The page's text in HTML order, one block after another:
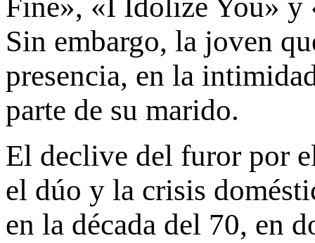
Sin embargo, la joven
presencia, en la
parte de su marido.
El declive del furor por
el dúo y la crisis
en la década del 70, en